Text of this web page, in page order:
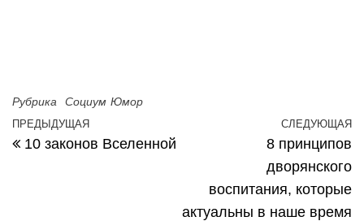
Рубрика Социум Юмор
Навигация по записям
Предыдущая запись
ПРЕДЫДУЩАЯ
10 законов Вселенной
СЛЕДУЮЩАЯ
8 принципов
дворянского
воспитания, которые
актуальны в наше время